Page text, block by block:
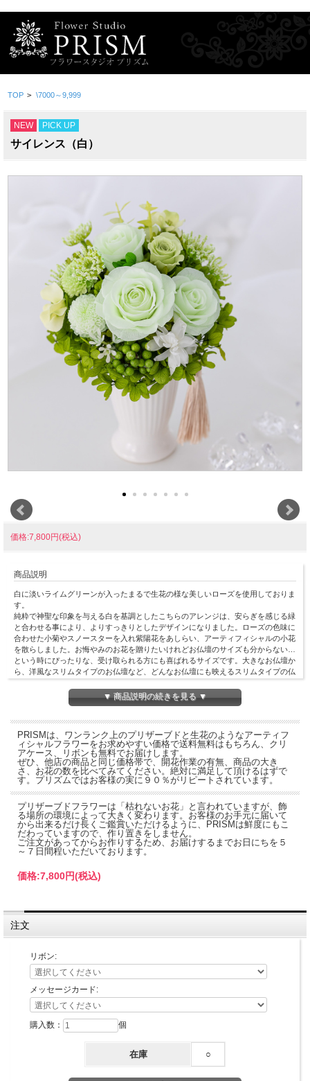
TOP > \7000～9,999
NEW PICK UP
サイレンス（白）
価格:7,800円(税込)
商品説明
白に淡いライムグリーンが入ったまるで生花の様な美しいローズを使用しておりま
す。
純粋で神聖な印象を与える白を基調としたこちらのアレンジは、安らぎを感じる緑
と合わせる事により、よりすっきりとしたデザインになりました。ローズの色味に
合わせた小菊やスノースターを入れ紫陽花をあしらい、アーティフィシャルの小花
を散らしました。お悔やみのお花を贈りたいけれどお仏壇のサイズも分からない…
という時にぴったりな、受け取られる方にも喜ばれるサイズです。大きなお仏壇か
ら、洋風なスリムタイプのお仏壇など、どんなお仏壇にも映えるスリムタイプの仏
幅130mm 高さ180mm 奥行120mm
材料…プリザーブドフラワー（バラ・マム・アジサイ）アートフィシャル（実
物）・小花
▼ 商品説明の続きを見る ▼
PRISMは、ワンランク上のプリザーブドと生花のようなアーティフ
ィシャルフラワーをお求めやすい価格で送料無料はもちろん、クリ
アケース、リボンも無料でお届けします。
ぜひ、他店の商品と同じ価格帯で、開花作業の有無、商品の大き
さ、お花の数を比べてみてください。絶対に満足して頂けるはずで
す。プリズムではお客様の実に９０％がリピートされています。
プリザーブドフラワーは「枯れないお花」と言われていますが、飾
る場所の環境によって大きく変わります。お客様のお手元に届いて
から出来るだけ長くご鑑賞いただけるように、PRISMは鮮度にもこ
だわっていますので、作り置きをしません。
ご注文があってからお作りするため、お届けするまでお日にちを５
～７日間程いただいております。
価格:7,800円(税込)
注文
リボン:
メッセージカード:
購入数： 個
在庫 ○